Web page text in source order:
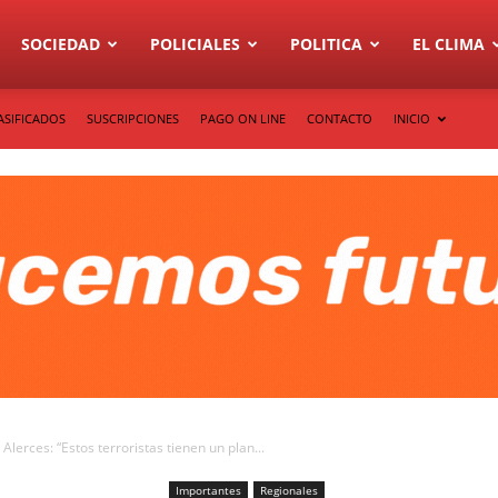
SOCIEDAD POLICIALES POLITICA EL CLIMA
SUSCRIPCIONES PAGO ON LINE CONTACTO INICIO
“Estos terroristas tienen un plan...
Importantes Regionales